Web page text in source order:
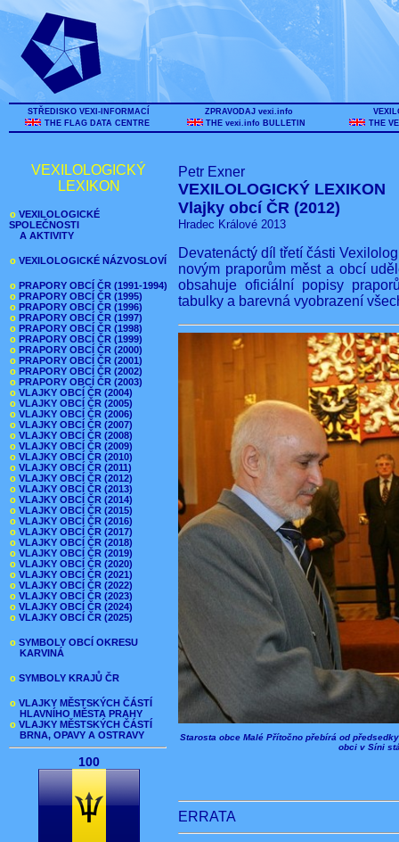
STŘEDISKO VEXI-INFORMACÍ
THE FLAG DATA CENTRE
ZPRAVODAJ vexi.info
THE vexi.info BULLETIN
THE
VEXILOLOGICKÝ
LEXIKON
o VEXILOLOGICKÉ
SPOLEČNOSTI
A AKTIVITY
o VEXILOLOGICKÉ NÁZVOSLOVÍ
o PRAPORY OBCÍ ČR (1991-1994)
o PRAPORY OBCÍ ČR (1995)
o PRAPORY OBCÍ ČR (1996)
o PRAPORY OBCÍ ČR (1997)
o PRAPORY OBCÍ ČR (1998)
o PRAPORY OBCÍ ČR (1999)
o PRAPORY OBCÍ ČR (2000)
o PRAPORY OBCÍ ČR (2001)
o PRAPORY OBCÍ ČR (2002)
o PRAPORY OBCÍ ČR (2003)
o VLAJKY OBCÍ ČR (2004)
o VLAJKY OBCÍ ČR (2005)
o VLAJKY OBCÍ ČR (2006)
o VLAJKY OBCÍ ČR (2007)
o VLAJKY OBCÍ ČR (2008)
o VLAJKY OBCÍ ČR (2009)
o VLAJKY OBCÍ ČR (2010)
o VLAJKY OBCÍ ČR (2011)
o VLAJKY OBCÍ ČR (2012)
o VLAJKY OBCÍ ČR (2013)
o VLAJKY OBCÍ ČR (2014)
o VLAJKY OBCÍ ČR (2015)
o VLAJKY OBCÍ ČR (2016)
o VLAJKY OBCÍ ČR (2017)
o VLAJKY OBCÍ ČR (2018)
o VLAJKY OBCÍ ČR (2019)
o VLAJKY OBCÍ ČR (2020)
o VLAJKY OBCÍ ČR (2021)
o VLAJKY OBCÍ ČR (2022)
o VLAJKY OBCÍ ČR (2023)
o VLAJKY OBCÍ ČR (2024)
o VLAJKY OBCÍ ČR (2025)
o SYMBOLY OBCÍ OKRESU
KARVINÁ
o SYMBOLY KRAJŮ ČR
o VLAJKY MĚSTSKÝCH ČÁSTÍ
HLAVNÍHO MĚSTA PRAHY
o VLAJKY MĚSTSKÝCH ČÁSTÍ
BRNA, OPAVY A OSTRAVY
100
Petr Exner
VEXILOLOGICKÝ LEXIKON
Vlajky obcí ČR (2012)
Hradec Králové 2013
Devatenáctý díl třetí části
novým praporům měst a obcí
obsahuje oficiální popisy
tabulky a barevná vyobrazení
Starosta obce Malé Přítočno přebírá od
obci v Síni
ERRATA